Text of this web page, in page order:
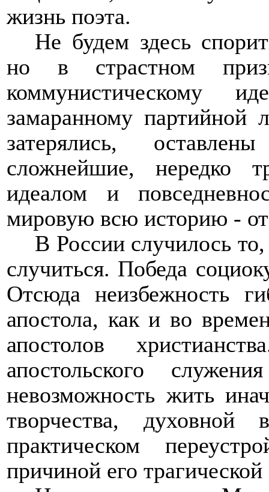
жизнь поэта.
Не будем здесь
но в страстном
коммунистическому
замаранному партийной
затерялись,
сложнейшие, нередко
идеалом и
мировую всю историю -
В России случилось
случиться. Победа
Отсюда неизбежность
апостола, как и во
апостолов
апостольского
невозможность жить
творчества,
практическом
причиной его трагической